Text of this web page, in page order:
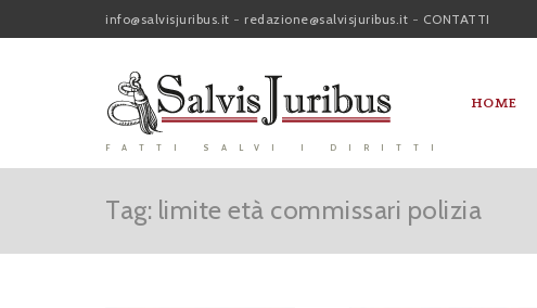
info@salvisjuribus.it - redazione@salvisjuribus.it - CONTATTI
FATTI SALVI I DIRITTI
HOME
Tag: limite età commissari polizia